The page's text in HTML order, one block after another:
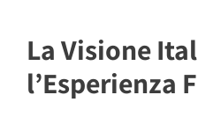
La Visione
l’Esperienza